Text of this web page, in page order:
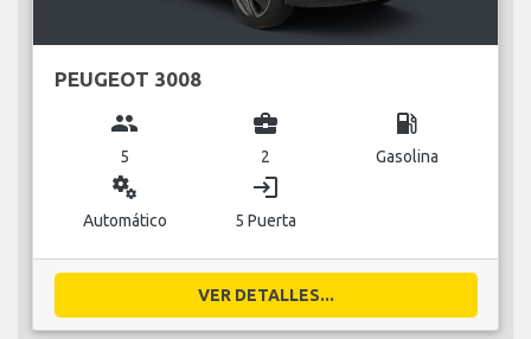
PEUGEOT 3008
group
5
business_center
2
local_gas_station
Gasolina
miscellaneous_services
Automático
login
5 Puerta
VER DETALLES...